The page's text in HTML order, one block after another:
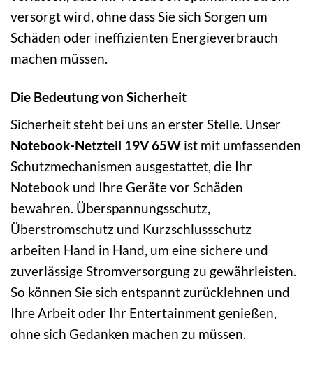
versorgt wird, ohne dass Sie sich Sorgen um
Schäden oder ineffizienten Energieverbrauch
machen müssen.
Die Bedeutung von Sicherheit
Sicherheit steht bei uns an erster Stelle. Unser
Notebook-Netzteil 19V 65W ist mit umfassenden
Schutzmechanismen ausgestattet, die Ihr
Notebook und Ihre Geräte vor Schäden
bewahren. Überspannungsschutz,
Überstromschutz und Kurzschlussschutz
arbeiten Hand in Hand, um eine sichere und
zuverlässige Stromversorgung zu gewährleisten.
So können Sie sich entspannt zurücklehnen und
Ihre Arbeit oder Ihr Entertainment genießen,
ohne sich Gedanken machen zu müssen.